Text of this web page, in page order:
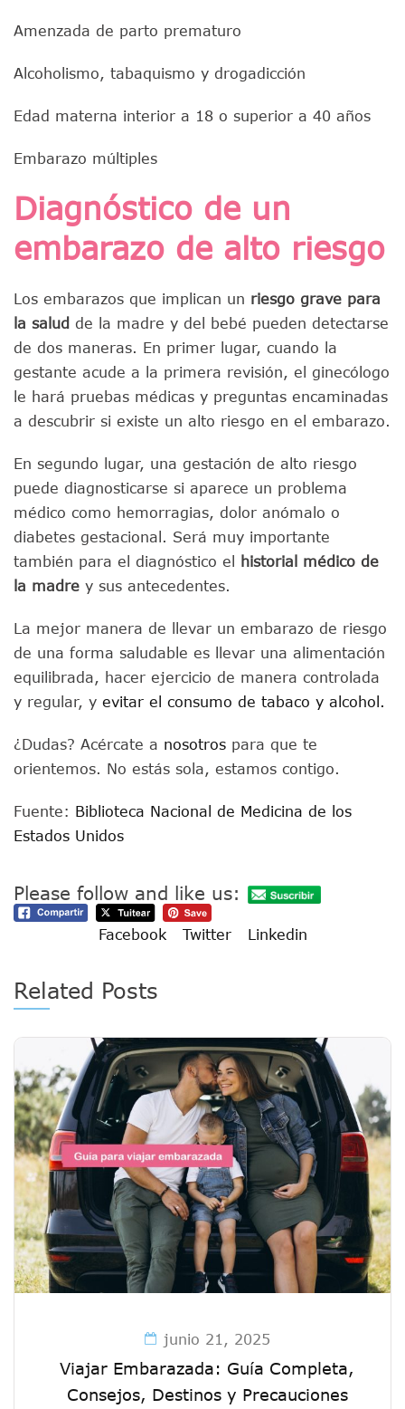
Amenzada de parto prematuro
Alcoholismo, tabaquismo y drogadicción
Edad materna interior a 18 o superior a 40 años
Embarazo múltiples
Diagnóstico de un
embarazo de alto riesgo
Los embarazos que implican un riesgo grave para
la salud de la madre y del bebé pueden detectarse
de dos maneras. En primer lugar, cuando la
gestante acude a la primera revisión, el ginecólogo
le hará pruebas médicas y preguntas encaminadas
a descubrir si existe un alto riesgo en el embarazo.
En segundo lugar, una gestación de alto riesgo
puede diagnosticarse si aparece un problema
médico como hemorragias, dolor anómalo o
diabetes gestacional. Será muy importante
también para el diagnóstico el historial médico de
la madre y sus antecedentes.
La mejor manera de llevar un embarazo de riesgo
de una forma saludable es llevar una alimentación
equilibrada, hacer ejercicio de manera controlada
y regular, y evitar el consumo de tabaco y alcohol.
¿Dudas? Acércate a nosotros para que te
orientemos. No estás sola, estamos contigo.
Fuente: Biblioteca Nacional de Medicina de los
Estados Unidos
Please follow and like us:
Facebook Twitter Linkedin
Related Posts
junio 21, 2025
Viajar Embarazada: Guía Completa,
Consejos, Destinos y Precauciones